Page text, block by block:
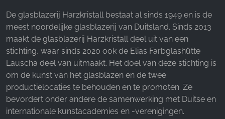
De glasblazerij Harzkristall bestaat al sinds 1949 en is de
meest noordelijke glasblazerij van Duitsland. Sinds 2013
maakt de glasblazerij Harzkristall deel uit van een
stichting, waar sinds 2020 ook de Elias Farbglashütte
Lauscha deel van uitmaakt. Het doel van deze stichting is
om de kunst van het glasblazen en de twee
productielocaties te behouden en te promoten. Ze
bevordert onder andere de samenwerking met Duitse en
internationale kunstacademies en -verenigingen.